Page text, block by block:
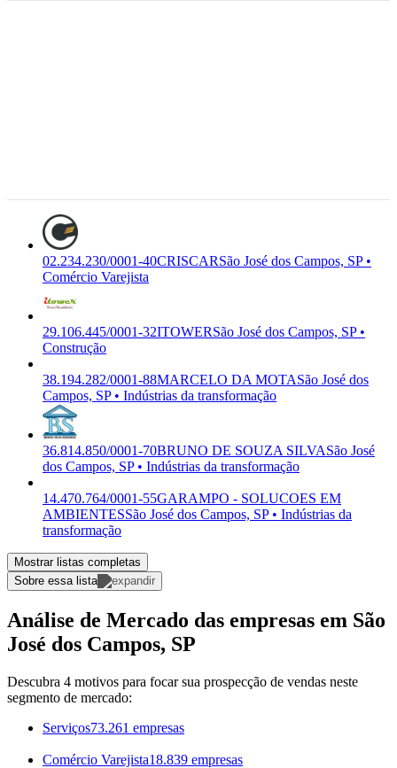
02.234.230/0001-40CRISCARSão José dos Campos, SP •
Comércio Varejista
29.106.445/0001-32ITOWERSão José dos Campos, SP •
Construção
38.194.282/0001-88MARCELO DA MOTASão José dos
Campos, SP • Indústrias da transformação
36.814.850/0001-70BRUNO DE SOUZA SILVASão José
dos Campos, SP • Indústrias da transformação
14.470.764/0001-55GARAMPO - SOLUCOES EM
AMBIENTESSão José dos Campos, SP • Indústrias da
transformação
Mostrar listas completas
Sobre essa lista
Análise de Mercado das empresas em São
José dos Campos, SP
Descubra 4 motivos para focar sua prospecção de vendas neste
segmento de mercado:
Serviços73.261 empresas
Comércio Varejista18.839 empresas